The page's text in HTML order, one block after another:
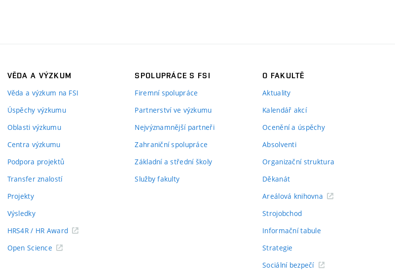
VĚDA A VÝZKUM
Věda a výzkum na FSI
Úspěchy výzkumu
Oblasti výzkumu
Centra výzkumu
Podpora projektů
Transfer znalostí
Projekty
Výsledky
HRS4R / HR Award
Open Science
SPOLUPRÁCE S FSI
Firemní spolupráce
Partnerství ve výzkumu
Nejvýznamnější partneři
Zahraniční spolupráce
Základní a střední školy
Služby fakulty
O FAKULTĚ
Aktuality
Kalendář akcí
Ocenění a úspěchy
Absolventi
Organizační struktura
Děkanát
Areálová knihovna
Strojobchod
Informační tabule
Strategie
Sociální bezpečí